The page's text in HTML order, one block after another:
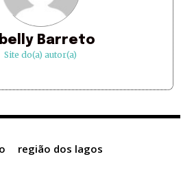
Barreto
Site do(a) autor(a)
região dos lagos